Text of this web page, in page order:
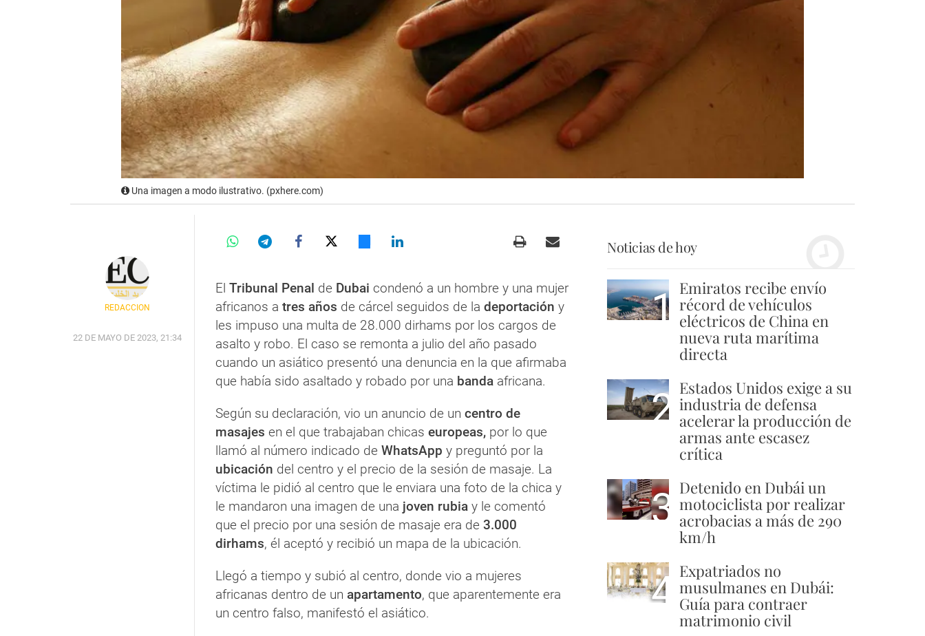
Una imagen a modo ilustrativo. (pxhere.com)
REDACCIÓN
22 DE MAYO DE 2023, 21:34
El Tribunal Penal de Dubai condenó a un hombre y una mujer
africanos a tres años de cárcel seguidos de la deportación y
les impuso una multa de 28.000 dirhams por los cargos de
asalto y robo. El caso se remonta a julio del año pasado
cuando un asiático presentó una denuncia en la que afirmaba
que había sido asaltado y robado por una banda africana.
Según su declaración, vio un anuncio de un centro de
masajes en el que trabajaban chicas europeas, por lo que
llamó al número indicado de WhatsApp y preguntó por la
ubicación del centro y el precio de la sesión de masaje. La
víctima le pidió al centro que le enviara una foto de la chica y
le mandaron una imagen de una joven rubia y le comentó
que el precio por una sesión de masaje era de 3.000
dirhams, él aceptó y recibió un mapa de la ubicación.
Llegó a tiempo y subió al centro, donde vio a mujeres
africanas dentro de un apartamento, que aparentemente era
un centro falso, manifestó el asiático.
Noticias de hoy
1 Emiratos recibe envío
récord de vehículos
eléctricos de China en
nueva ruta marítima
directa
2 Estados Unidos exige a su
industria de defensa
acelerar la producción de
armas ante escasez
crítica
3 Detenido en Dubái un
motociclista por realizar
acrobacias a más de 290
km/h
4 Expatriados no
musulmanes en Dubái:
Guía para contraer
matrimonio civil